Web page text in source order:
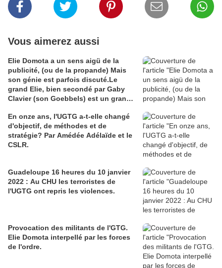
Vous aimerez aussi
Elie Domota a un sens aigü de la
publicité, (ou de la propande) Mais
son génie est parfois discuté.Le
grand Elie, bien secondé par Gaby
Clavier (son Goebbels) est un grand
de quoi ? Les Guadeloupéens sont
divisés à ce sujet et Elie en voudra à
leur majorité que son génie ne séduit
pas. C'est comme en amour le fluide
En onze ans, l'UGTG a-t-elle changé
d'objectif, de méthodes et de
stratégie? Par Amédée Adélaïde et le
CSLR.
Guadeloupe 16 heures du 10 janvier
2022 : Au CHU les terroristes de
l'UGTG ont repris les violences.
Provocation des militants de l'GTG.
Elie Domota interpellé par les forces
de l'ordre.